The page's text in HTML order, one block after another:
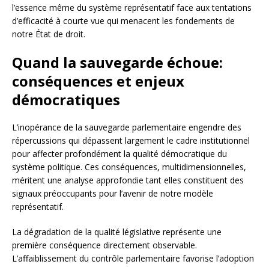
l’essence même du système représentatif face aux tentations
d’efficacité à courte vue qui menacent les fondements de
notre État de droit.
Quand la sauvegarde échoue:
conséquences et enjeux
démocratiques
L’inopérance de la sauvegarde parlementaire engendre des
répercussions qui dépassent largement le cadre institutionnel
pour affecter profondément la qualité démocratique du
système politique. Ces conséquences, multidimensionnelles,
méritent une analyse approfondie tant elles constituent des
signaux préoccupants pour l’avenir de notre modèle
représentatif.
La dégradation de la qualité législative représente une
première conséquence directement observable.
L’affaiblissement du contrôle parlementaire favorise l’adoption